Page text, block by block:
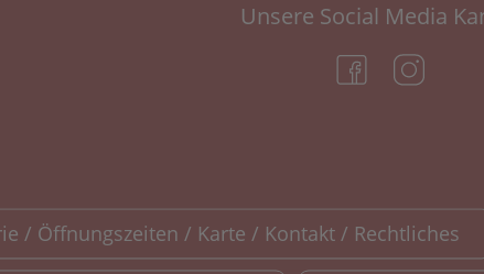
Unsere Social Media
(öffnet in
/ Öffnungszeiten / Karte / Kontakt / Rechtliches